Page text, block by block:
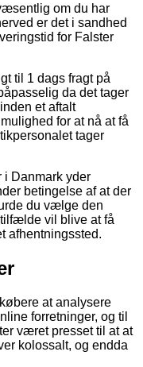
om du har
er det i sandhed
for Falster
til 1 dags fragt på
da det tager
et aftalt
for at nå at få
tager
i Danmark yder
betingelse af at der
du vælge den
vil blive at få
afhentningssted.
at analysere
forretninger, og til
været presset til at at
kolossalt, og endda